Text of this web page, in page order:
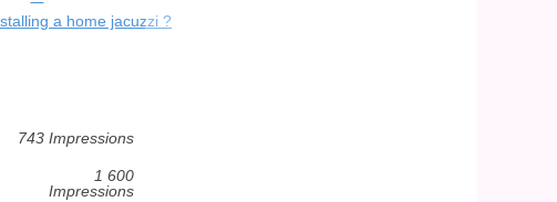
a home jacuzzi ?
743 Impressions
1 600
Impressions